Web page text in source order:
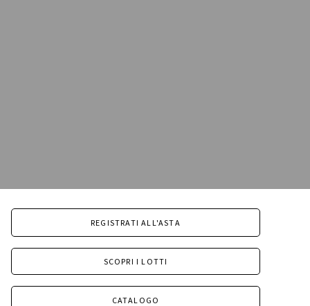
REGISTRATI ALL'ASTA
SCOPRI I LOTTI
CATALOGO